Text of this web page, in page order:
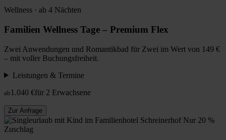
Wellness · ab 4 Nächten
Familien Wellness Tage – Premium Flex
Zwei Anwendungen und Romantikbad für Zwei im Wert von 149 €
– mit voller Buchungsfreiheit.
Leistungen & Termine
ab 1.040 €für 2 Erwachsene
Zur Anfrage
Nur 20 %
Zuschlag